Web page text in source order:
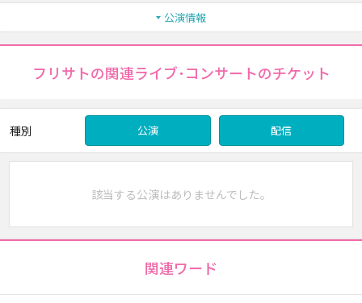
公演情報
フリサトの関連ライブ･コンサートのチケット
種別 公演 配信
該当する公演はありませんでした。
関連ワード